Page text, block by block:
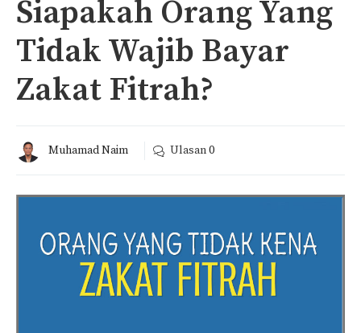
Siapakah Orang Yang
Tidak Wajib Bayar
Zakat Fitrah?
Muhamad Naim Ulasan0